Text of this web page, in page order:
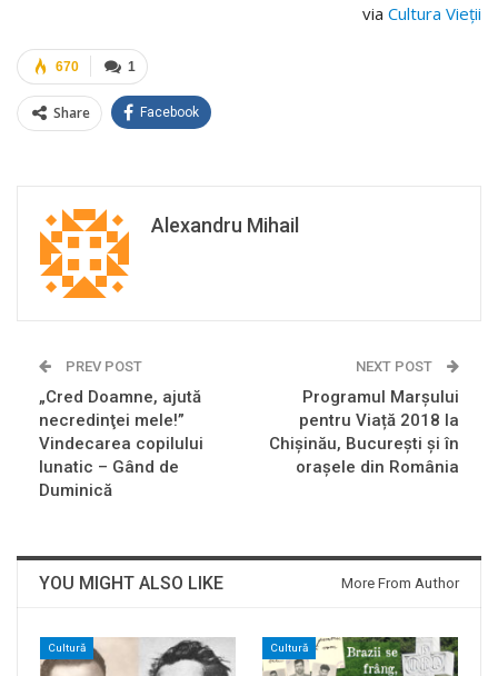
via Cultura Vieții
1
670
Share Facebook
Alexandru Mihail
PREV POST
„Cred Doamne, ajută
necredinţei mele!”
Vindecarea copilului
lunatic – Gând de
Duminică
NEXT POST
Programul Marșului
pentru Viață 2018 la
Chișinău, București și în
orașele din România
YOU MIGHT ALSO LIKE More From Author
Cultură Cultură